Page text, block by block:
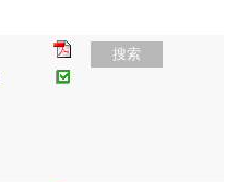
搜索